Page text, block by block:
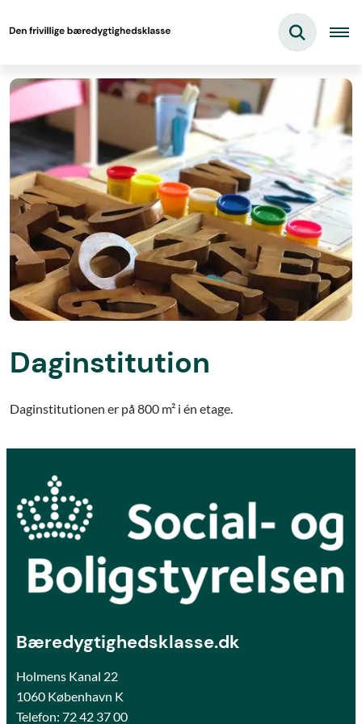
Daginstitution
Daginstitutionen er på 800 m² i én etage.
Bæredygtighedsklasse.dk
Holmens Kanal 22
1060 København K
Telefon: 72 42 37 00